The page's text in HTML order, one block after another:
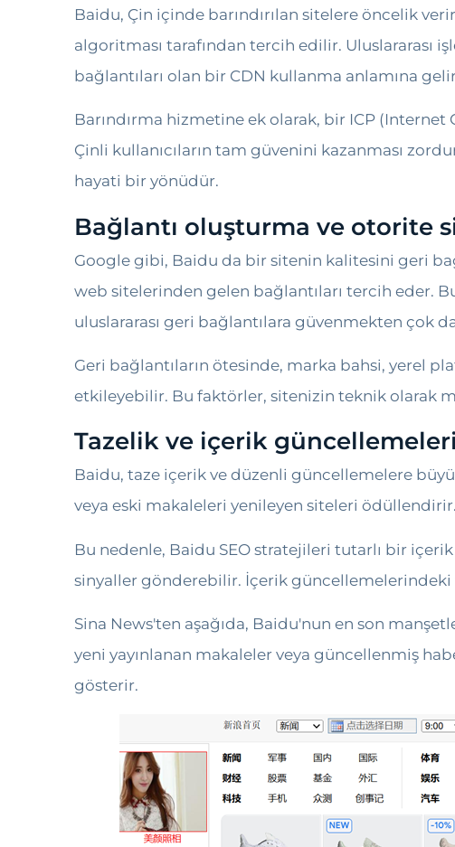
Baidu, Çin içinde barındırılan sitelere öncelik
algoritması tarafından tercih edilir. Uluslararası
bağlantıları olan bir CDN kullanma anlamına
Barındırma hizmetine ek olarak, bir ICP
Çinli kullanıcıların tam güvenini kazanması
hayati bir yönüdür.
Bağlantı oluşturma ve otorite
Google gibi, Baidu da bir sitenin kalitesini geri
web sitelerinden gelen bağlantıları tercih eder.
uluslararası geri bağlantılara güvenmekten çok
Geri bağlantıların ötesinde, marka bahsi, yerel
etkileyebilir. Bu faktörler, sitenizin teknik olarak
Tazelik ve içerik güncellemeleri
Baidu, taze içerik ve düzenli güncellemelere
veya eski makaleleri yenileyen siteleri
Bu nedenle, Baidu SEO stratejileri tutarlı bir
sinyaller gönderebilir. İçerik güncellemelerindeki
Sina News'ten aşağıda, Baidu'nun en son
yeni yayınlanan makaleler veya güncellenmiş
gösterir.